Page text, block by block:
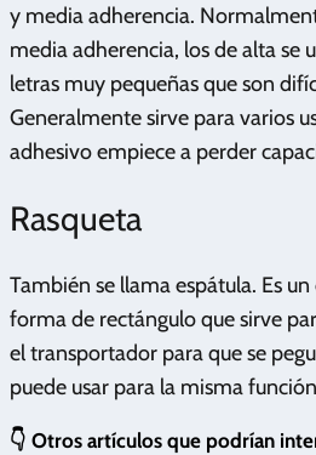
y media adherencia.
media adherencia, los de alta se
letras muy pequeñas que son
Generalmente sirve para varios
adhesivo empiece a perder
Rasqueta
También se llama espátula. Es
forma de rectángulo que sirve
el transportador para que se
puede usar para la misma
👇 Otros artículos que podrían